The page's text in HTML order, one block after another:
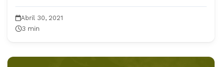
Abril 30, 2021
3 min